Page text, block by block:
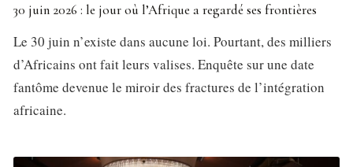
30 juin 2026 : le jour où l’Afrique a regardé ses frontières
Le 30 juin n’existe dans aucune loi. Pourtant, des milliers
d’Africains ont fait leurs valises. Enquête sur une date
fantôme devenue le miroir des fractures de l’intégration
africaine.